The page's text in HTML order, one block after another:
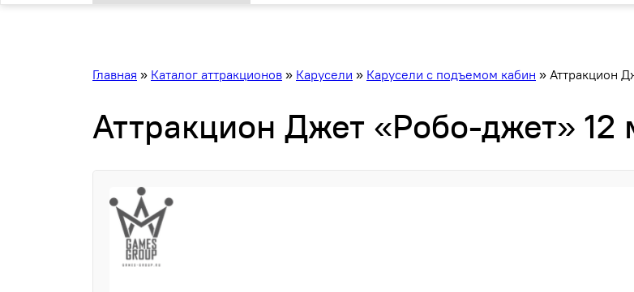
Главная » Каталог аттракционов » Карусели » Карусели с подъемом кабин » Аттракцион
Аттракцион Джет «Робо-джет» 12